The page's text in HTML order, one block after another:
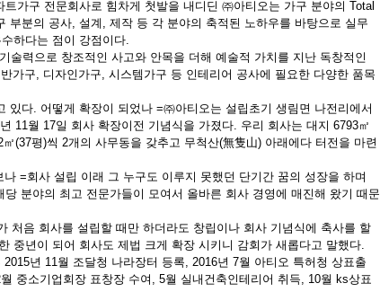
가구 전문회사로 힘차게 첫발을 내디딘 ㈜아티오는 가구 분야의 Total
부분의 공사, 설계, 제작 등 각 분야의 축적된 노하우를 바탕으로 실무
하다는 점이 강점이다.
술력으로 창조적인 사고와 안목을 더해 예술적 가치를 지난 독창적인
가구, 디자인가구, 시스템가구 등 인테리어 공사에 필요한 다양한 품목
다. 어떻게 확장이 되었나 =㈜아티오는 설립초기 생림면 나전리에서
11월 17일 회사 확장이전 기념식을 가졌다. 우리 회사는 대지 6793㎡
(37평)씩 2개의 사무동을 갖추고 무척산(無隻山) 아래에다 터전을 마련
=회사 설립 이래 그 누구도 이루지 못했던 단기간 꿈의 성장을 하며
분야의 최고 전문가들이 모여서 올바른 회사 경영에 매진해 왔기 때문
처음 회사를 설립할 때만 하더라도 창립이나 회사 기념식에 축사를 할
중년이 되어 회사도 제법 크게 확장 시키니 감회가 새롭다고 말했다.
년 11월 조달청 나라장터 등록, 2016년 7월 아티오 특허청 상표출
중소기업회장 표창장 수여, 5월 실내건축인테리어 취득, 10월 ks상표